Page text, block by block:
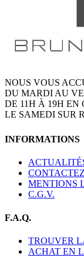
NOUS VOUS
DU MARDI AU
DE 11H À 19H EN
LE SAMEDI SUR
INFORMATIONS
MENTIONS
C.G.V.
F.A.Q.
TROUVER
ACHAT EN